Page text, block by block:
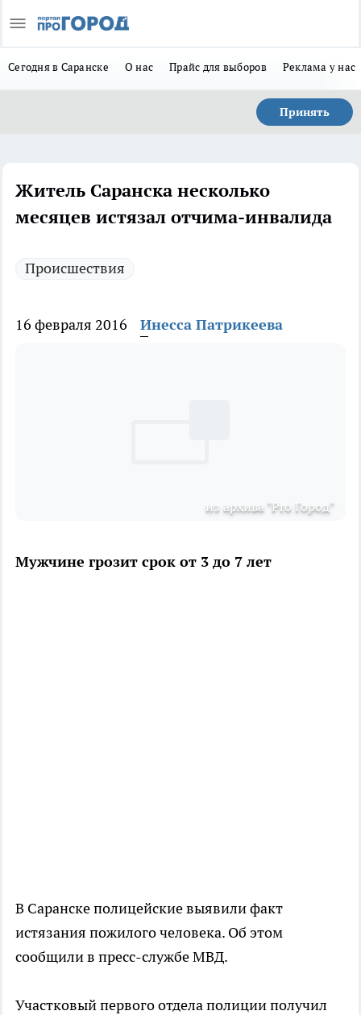
Сегодня в Саранске О нас Прайс для выборов Реклама у нас
Принять
Житель Саранска несколько
месяцев истязал отчима-инвалида
Происшествия
16 февраля 2016 Инесса Патрикеева
из архива "Pro Город"
Мужчине грозит срок от 3 до 7 лет
В Саранске полицейские выявили факт
истязания пожилого человека. Об этом
сообщили в пресс-службе МВД.
Участковый первого отдела полиции получил